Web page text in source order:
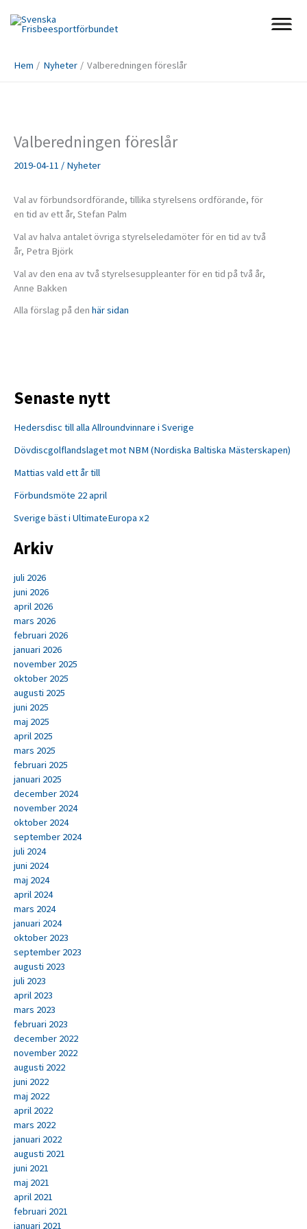
innehåll
Hem Nyheter Valberedningen föreslår
Valberedningen föreslår
2019-04-11 / Nyheter
Val av förbundsordförande, tillika styrelsens ordförande, för
en tid av ett år, Stefan Palm
Val av halva antalet övriga styrelseledamöter för en tid av två
år, Petra Björk
Val av den ena av två styrelsesuppleanter för en tid på två år,
Anne Bakken
Alla förslag på den här sidan
Senaste nytt
Hedersdisc till alla Allroundvinnare i Sverige
Dövdiscgolflandslaget mot NBM (Nordiska Baltiska Mästerskapen)
Mattias vald ett år till
Förbundsmöte 22 april
Sverige bäst i UltimateEuropa x2
Arkiv
juli 2026
juni 2026
april 2026
mars 2026
februari 2026
januari 2026
november 2025
oktober 2025
augusti 2025
juni 2025
maj 2025
april 2025
mars 2025
februari 2025
januari 2025
december 2024
november 2024
oktober 2024
september 2024
juli 2024
juni 2024
maj 2024
april 2024
mars 2024
januari 2024
oktober 2023
september 2023
augusti 2023
juli 2023
april 2023
mars 2023
februari 2023
december 2022
november 2022
augusti 2022
juni 2022
maj 2022
april 2022
mars 2022
januari 2022
augusti 2021
juni 2021
maj 2021
april 2021
februari 2021
januari 2021